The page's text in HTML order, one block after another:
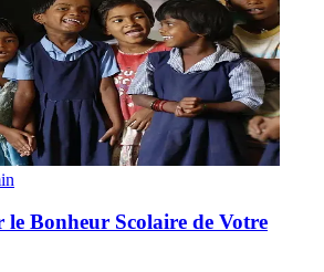
Bonheur Scolaire de Votre